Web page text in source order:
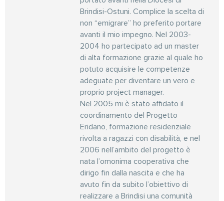
Brindisi-Ostuni. Complice la scelta di
non “emigrare” ho preferito portare
avanti il mio impegno. Nel 2003-
2004 ho partecipato ad un master
di alta formazione grazie al quale ho
potuto acquisire le competenze
adeguate per diventare un vero e
proprio project manager.
Nel 2005 mi è stato affidato il
coordinamento del Progetto
Eridano, formazione residenziale
rivolta a ragazzi con disabilità, e nel
2006 nell’ambito del progetto è
nata l’omonima cooperativa che
dirigo fin dalla nascita e che ha
avuto fin da subito l’obiettivo di
realizzare a Brindisi una comunità